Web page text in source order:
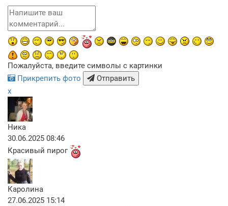
Пожалуйста, введите символы с картинки
Прикрепить фото
Отправить
x
Ника
30.06.2025 08:46
Красивый пирог
Каролина
27.06.2025 15:14